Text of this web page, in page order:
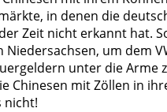
in denen die
Zeit nicht erkannt hat.
Niedersachsen, um dem
unter die Arme
Chinesen mit Zöllen in
nicht!